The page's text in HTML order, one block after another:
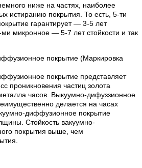
ниже на частях, наиболее
истиранию покрытия. То есть, 5-ти
гарантирует — 3-5 лет
ми микронное — 5-7 лет стойкости и так
покрытие (Маркировка
покрытие представляет
проникновения частиц золота
часов. Выкуумно-дифуззионное
делается на часах
диффузионное покрытие
Стойкость вакуумно-
покрытия выше, чем